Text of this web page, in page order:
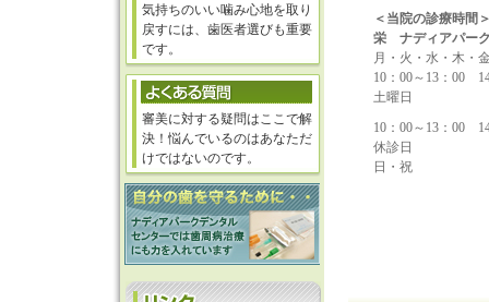
＜当院の診療時間
栄 ナディアパー
月・火・水・木・
10：00～13：00
土曜日
10：00～13：00
休診日
日・祝
気持ちのいい噛み心地を取り
戻すには、歯医者選びも重要
です。
審美に対する疑問はここで解
決！悩んでいるのはあなただ
けではないのです。